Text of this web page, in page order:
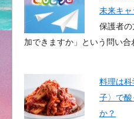
未来キ
保護者
加できますか」という問い
料理は
子〉で
か？